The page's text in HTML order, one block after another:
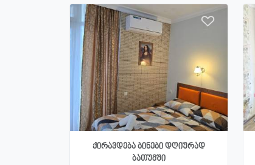
ქირავდება ბინები დღიურად
ბათუმში